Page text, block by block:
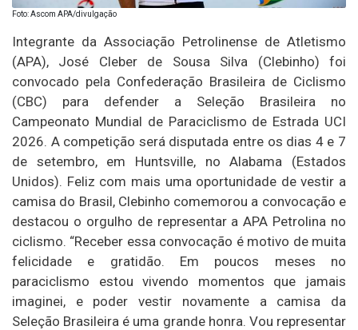
Foto: Ascom APA/divulgação
Integrante da Associação Petrolinense de Atletismo
(APA), José Cleber de Sousa Silva (Clebinho) foi
convocado pela Confederação Brasileira de Ciclismo
(CBC) para defender a Seleção Brasileira no
Campeonato Mundial de Paraciclismo de Estrada UCI
2026. A competição será disputada entre os dias 4 e 7
de setembro, em Huntsville, no Alabama (Estados
Unidos). Feliz com mais uma oportunidade de vestir a
camisa do Brasil, Clebinho comemorou a convocação e
destacou o orgulho de representar a APA Petrolina no
ciclismo. “Receber essa convocação é motivo de muita
felicidade e gratidão. Em poucos meses no
paraciclismo estou vivendo momentos que jamais
imaginei, e poder vestir novamente a camisa da
Seleção Brasileira é uma grande honra. Vou representar